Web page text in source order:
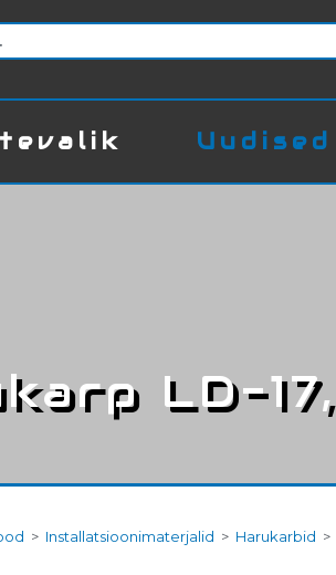
Uudised
LD-
> Installatsioonimaterjalid > Harukarbid >